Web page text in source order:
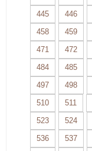
445
446
458
459
471
472
484
485
497
498
510
511
523
524
536
537